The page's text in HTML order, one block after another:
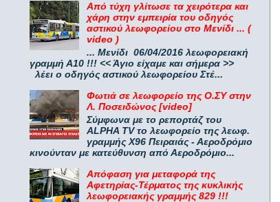
Από τύχη γλίτωσε τα χειρότερα και
χάρη στην εμπειρία του οδηγός
αστικού λεωφορείου στο Μενίδι ... (
video )
... Μενίδι 06/04/2016 λεωφορειακή
γραμμή Α10 !!! << Άγιο είχαμε και σήμερα >>
λέει ο οδηγός αστικού λεωφορείου Στέ...
Φωτιά σε λεωφορείο της Ο.ΣΥ στην
Λ. Ποσειδώνος [video]
Σύμφωνα με το ρεπορτάζ του
ALPHA TV το λεωφορείο της λεωφ.
γραμμής Χ96 Πειραιάς - Αεροδρόμιο
κινούνταν με κατεύθυνση από Αεροδρόμιο...
Απόφαση για μεταφορά της
Αφετηρίας-Τέρματος της κυκλικής
λεωφορειακής γραμμής 829 !!!